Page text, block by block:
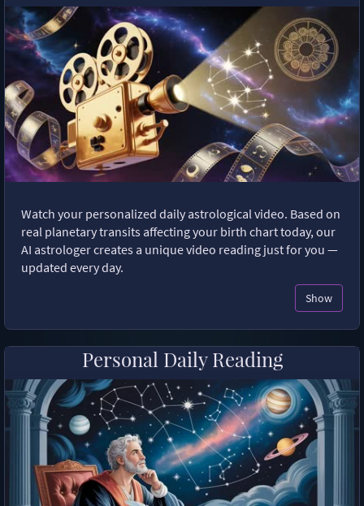
Watch your personalized daily astrological video. Based on
real planetary transits affecting your birth chart today, our
AI astrologer creates a unique video reading just for you —
updated every day.
Show
Personal Daily Reading